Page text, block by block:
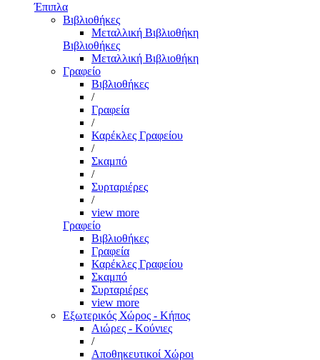
Έπιπλα
Βιβλιοθήκες
Μεταλλική Βιβλιοθήκη
Βιβλιοθήκες
Μεταλλική Βιβλιοθήκη
Γραφείο
Βιβλιοθήκες
/
Γραφεία
/
Καρέκλες Γραφείου
/
Σκαμπό
/
Συρταριέρες
/
view more
Γραφείο
Βιβλιοθήκες
Γραφεία
Καρέκλες Γραφείου
Σκαμπό
Συρταριέρες
view more
Εξωτερικός Χώρος - Κήπος
Αιώρες - Κούνιες
/
Αποθηκευτικοί Χώροι